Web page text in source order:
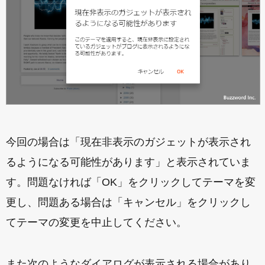
今回の場合は「現在非表示のガジェットが表示され
るようになる可能性があります」と表示されていま
す。問題なければ「OK」をクリックしてテーマを変
更し、問題ある場合は「キャンセル」をクリックし
てテーマの変更を中止してください。